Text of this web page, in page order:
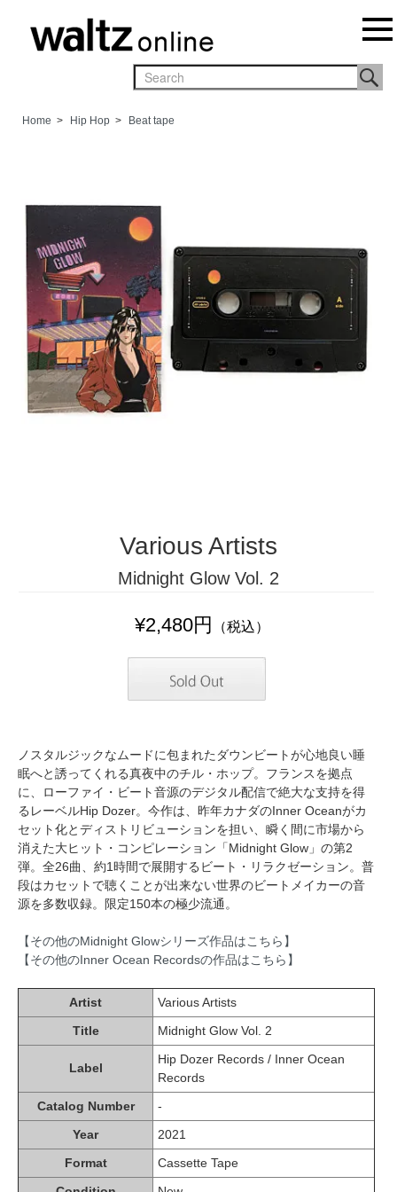
Home > Hip Hop > Beat tape
Various Artists
Midnight Glow Vol. 2
¥2,480円 （税込）
ノスタルジックなムードに包まれたダウンビートが心地良い睡
眠へと誘ってくれる真夜中のチル・ホップ。フランスを拠点
に、ローファイ・ビート音源のデジタル配信で絶大な支持を得
るレーベルHip Dozer。今作は、昨年カナダのInner Oceanがカ
セット化とディストリビューションを担い、瞬く間に市場から
消えた大ヒット・コンピレーション「Midnight Glow」の第2
弾。全26曲、約1時間で展開するビート・リラクゼーション。普
段はカセットで聴くことが出来ない世界のビートメイカーの音
源を多数収録。限定150本の極少流通。
【その他のMidnight Glowシリーズ作品はこちら】
【その他のInner Ocean Recordsの作品はこちら】
Artist
Various Artists
Title
Midnight Glow Vol. 2
Label
Hip Dozer Records / Inner Ocean
Records
Catalog Number
-
Year
2021
Format
Cassette Tape